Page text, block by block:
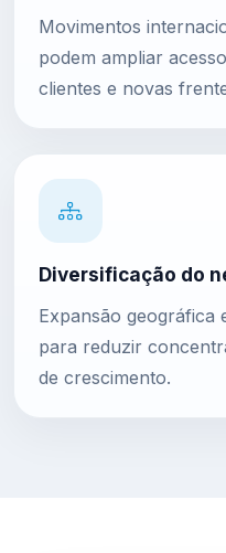
Movimentos
podem ampliar
clientes e novas
Diversificação do
Expansão geográfica
para reduzir
de crescimento.